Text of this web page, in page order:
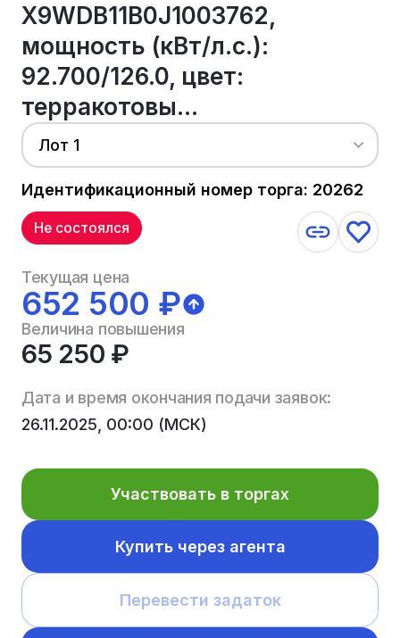
X9WDB11B0J1003762,
мощность (кВт/л.с.):
92.700/126.0, цвет:
терракотовы...
Лот 1
Идентификационный номер торга: 20262
Не состоялся
Текущая цена
652 500 ₽
Величина повышения
65 250 ₽
Дата и время окончания подачи заявок:
26.11.2025, 00:00 (МСК)
Участвовать в торгах
Купить через агента
Перевести задаток